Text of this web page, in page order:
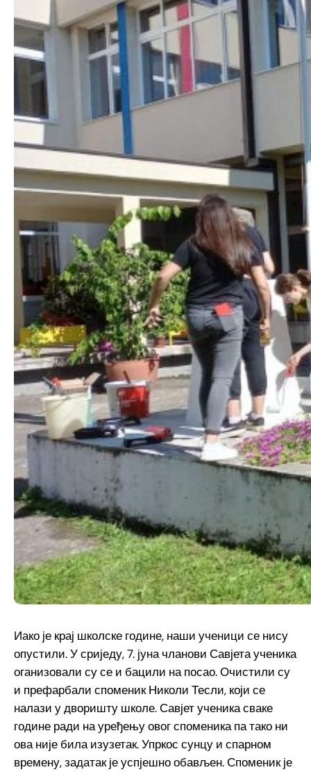
Иако је крај школске године, наши ученици се нису
опустили. У сриједу, 7. јуна чланови Савјета ученика
оганизовали су се и бацили на посао. Очистили су
и префарбали споменик Николи Тесли, који се
налази у дворишту школе. Савјет ученика сваке
године ради на уређењу овог споменика па тако ни
ова није била изузетак. Упркос сунцу и спарном
времену, задатак је успјешно обављен. Споменик је